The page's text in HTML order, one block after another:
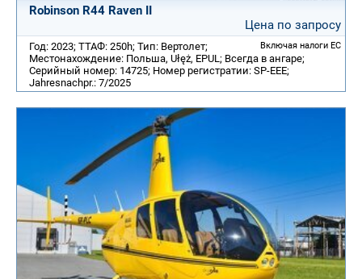
Robinson R44 Raven II
Цена по запросу
Включая налоги ЕС
Год: 2023; ТТАФ: 250h; Тип: Вертолет;
Местонахождение: Польша, Ułęż, EPUL; Всегда в ангаре;
Серийный номер: 14725; Номер регистратии: SP-EEE;
Jahresnachpr.: 7/2025